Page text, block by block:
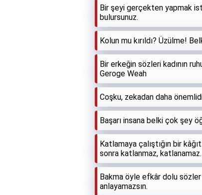
Bir şeyi gerçekten yapmak
bulursunuz.
Kolun mu kırıldı? Üzülme!
Bir erkeğin sözleri kadının
Geroge Weah
Coşku, zekadan daha
Başarı insana belki çok şey
Katlamaya çalıştığın bir
sonra katlanmaz, katlanamaz.
Bakma öyle efkâr dolu
anlayamazsın.